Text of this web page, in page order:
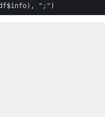
$info), ";")